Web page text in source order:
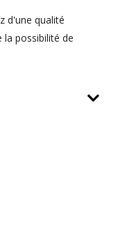
d'une qualité
la possibilité de